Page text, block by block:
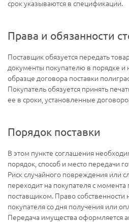
срок указываются в спецификации.
Права и обязанности
Поставщик обязуется передать
документы покупателю в порядке и
образце договора поставки
Покупатель обязуется принять
ее в сроки, установленные
Порядок поставки
В этом пункте соглашения
порядок, способ и место передачи
Риск случайного повреждения или
переходит на покупателя с
поставщиком. Право собственности
покупателя со дня получения или
Передача имущества оформляется